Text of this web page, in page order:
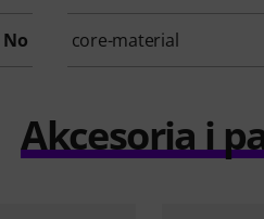
No core-material
Akcesoria i